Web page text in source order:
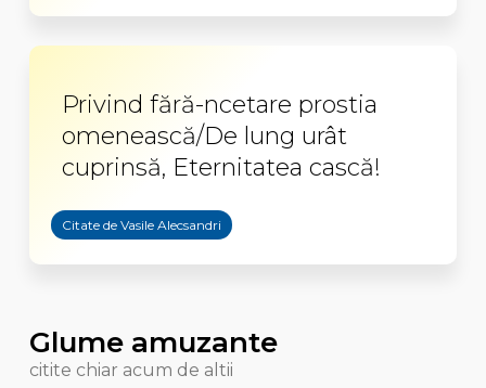
Privind fără-ncetare prostia
omenească/De lung urât
cuprinsă, Eternitatea cască!
Citate de Vasile Alecsandri
Glume amuzante
citite chiar acum de altii